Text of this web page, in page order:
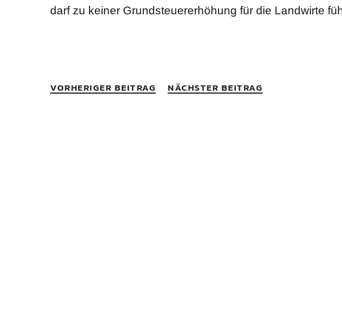
darf zu keiner Grundsteuererhöhung für die Landwirte
VORHERIGER BEITRAG NÄCHSTER BEITRAG